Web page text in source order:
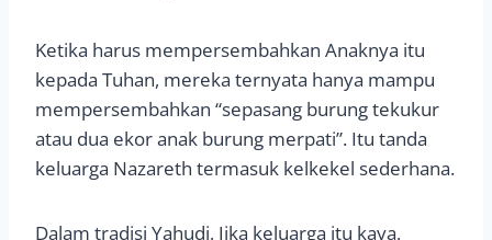
Ketika harus mempersembahkan Anaknya itu
kepada Tuhan, mereka ternyata hanya mampu
mempersembahkan “sepasang burung tekukur
atau dua ekor anak burung merpati”. Itu tanda
keluarga Nazareth termasuk kelkekel sederhana.
Dalam tradisi Yahudi, Jika keluarga itu kaya,